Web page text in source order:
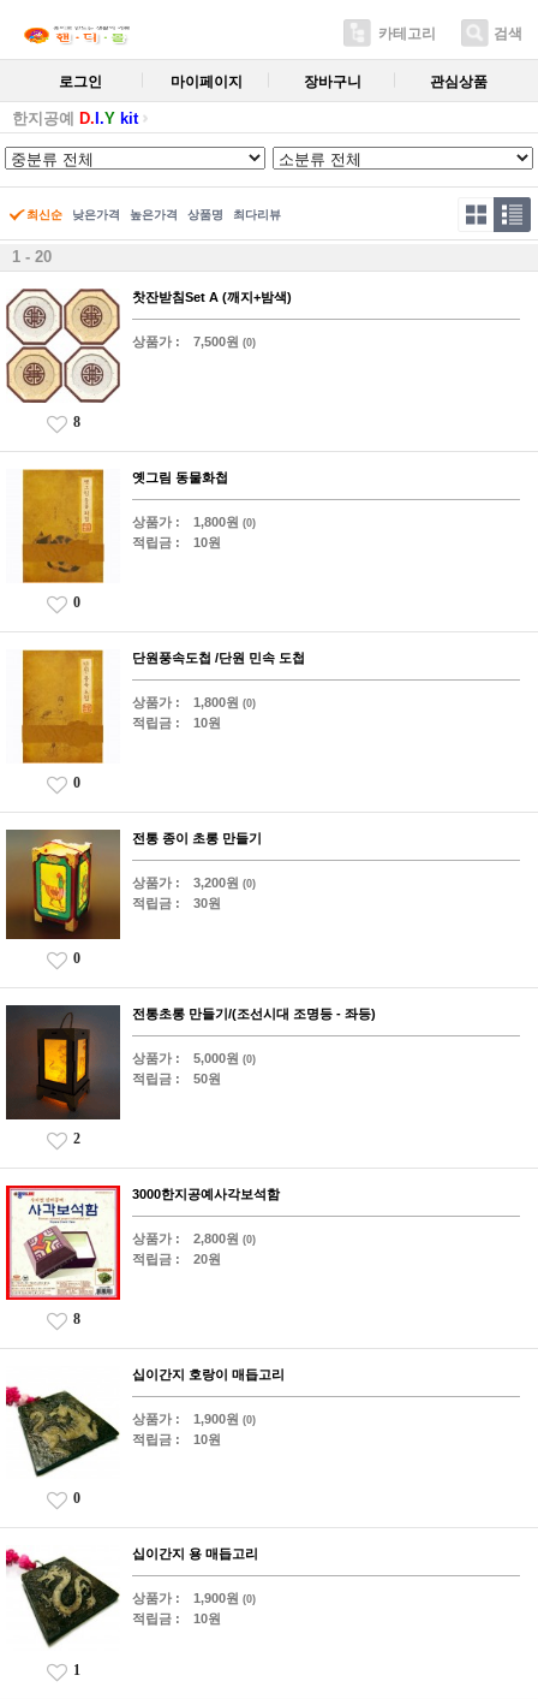
카테고리 검색
로그인 마이페이지 장바구니 관심상품
한지공예 D. I.Y kit
최신순 낮은가격 높은가격 상품명 최다리뷰
1 - 20
찻잔받침Set A (깨지+밤색)
상품가 : 7,500원 (0)
8
옛그림 동물화첩
상품가 : 1,800원 (0)
적립금 : 10원
0
단원풍속도첩 /단원 민속 도첩
상품가 : 1,800원 (0)
적립금 : 10원
0
전통 종이 초롱 만들기
상품가 : 3,200원 (0)
적립금 : 30원
0
전통초롱 만들기/(조선시대 조명등 - 좌등)
상품가 : 5,000원 (0)
적립금 : 50원
2
3000한지공예사각보석함
상품가 : 2,800원 (0)
적립금 : 20원
8
십이간지 호랑이 매듭고리
상품가 : 1,900원 (0)
적립금 : 10원
0
십이간지 용 매듭고리
상품가 : 1,900원 (0)
적립금 : 10원
1